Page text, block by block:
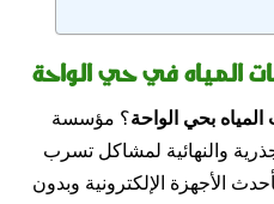
في حي الواحة
بحي الواحة؟ مؤسسة
والنهائية لمشاكل تسرب
الأجهزة الإلكترونية وبدون